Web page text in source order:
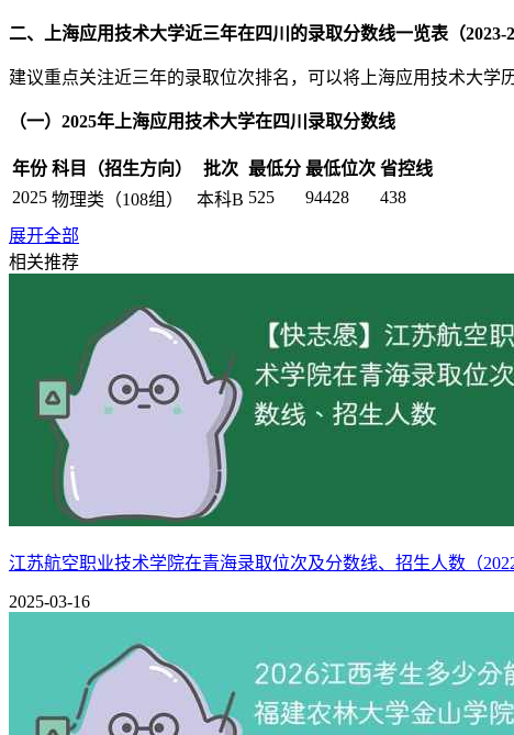
二、上海应用技术大学近三年在四川的录取分数线一览表（2023-
建议重点关注近三年的录取位次排名，可以将上海应用技术大学
（一）2025年上海应用技术大学在四川录取分数线
年份 科目（招生方向） 批次 最低分 最低位次 省控线
2025 物理类（108组） 本科B 525 94428
438
2025 物理类（105组）
2025 物理类（101组）
物理类（103组） 551 64577
438
物理类（107组） 本科B 553 62454
438
2025 物理类（104组） 本科B 561 54387
438
2025 物理类（106组） 本科B 590 30107
438
历史类（103组） 本科B
历史类（101组） 本科B
历史类（102组） 本科B
（二）2024年上海应用技术大学在四川录取分数线
年份 科目（招生方向）
553 67210
539
文科(中外合作) 本一 529 20373
529
2024 文科 本一 535 17223 529
展开全部
相关推荐
江苏航空职业技术学院在青海录取位次及分数线、招生人数（
2025-03-16